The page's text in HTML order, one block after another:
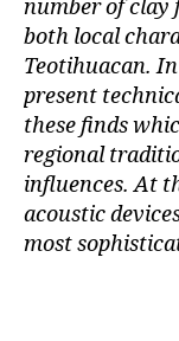
number of clay
both local
Teotihuacan.
present
these finds
regional
influences. At
acoustic
most